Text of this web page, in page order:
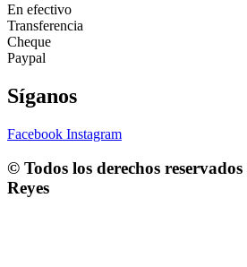
En efectivo
Transferencia
Cheque
Paypal
Síganos
Facebook Instagram
© Todos los derechos reservados
Reyes